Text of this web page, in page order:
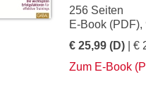
256 Seiten
E-Book
€ 25,99 (D) | €
Zum E-Book